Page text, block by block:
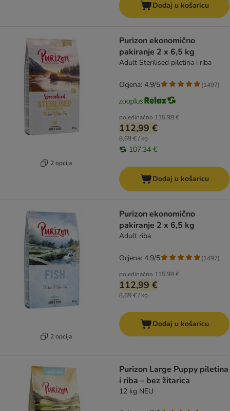
Dodaj u košaricu
2 opcija
Purizon ekonomično
pakiranje 2 x 6,5 kg
Adult Sterilised piletina i riba
pojedinačno 115,98 €
112,99 €
8,69 € / kg
107,34 €
Ocjena: 4.9/5 (1497)
Dodaj u košaricu
2 opcija
Purizon ekonomično
pakiranje 2 x 6,5 kg
Adult riba
pojedinačno 115,98 €
112,99 €
8,69 € / kg
Ocjena: 4.9/5 (1497)
Dodaj u košaricu
Purizon Large Puppy piletina
i riba – bez žitarica
12 kg NEU